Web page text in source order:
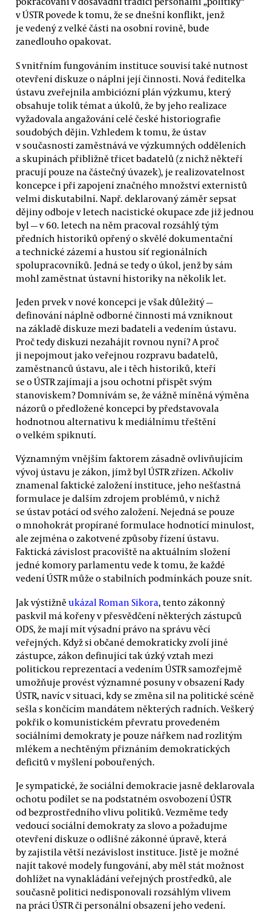
v ÚSTR povede k tomu, že se dnešní konflikt, jenž
je vedený z velké části na osobní rovině, bude
zanedlouho opakovat.
S vnitřním fungováním instituce souvisí také nutnost
otevření diskuze o náplni její činnosti. Nová ředitelka
ústavu zveřejnila ambiciózní plán výzkumu, který
obsahuje tolik témat a úkolů, že by jeho realizace
vyžadovala angažování celé české historiografie
soudobých dějin. Vzhledem k tomu, že ústav
v současnosti zaměstnává ve výzkumných odděleních
a skupinách přibližně třicet badatelů (z nichž někteří
pracují pouze na částečný úvazek), je realizovatelnost
koncepce i při zapojení značného množství externistů
velmi diskutabilní. Např. deklarovaný záměr sepsat
dějiny odboje v letech nacistické okupace zde již jednou
byl — v 60. letech na něm pracoval rozsáhlý tým
předních historiků opřený o skvělé dokumentační
a technické zázemí a hustou síť regionálních
spolupracovníků. Jedná se tedy o úkol, jenž by sám
mohl zaměstnat ústavní historiky na několik let.
Jeden prvek v nové koncepci je však důležitý —
definování náplně odborné činnosti má vzniknout
na základě diskuze mezi badateli a vedením ústavu.
Proč tedy diskuzi nezahájit rovnou nyní? A proč
ji nepojmout jako veřejnou rozpravu badatelů,
zaměstnanců ústavu, ale i těch historiků, kteří
se o ÚSTR zajímají a jsou ochotni přispět svým
stanoviskem? Domnívám se, že vážně míněná výměna
názorů o předložené koncepci by představovala
hodnotnou alternativu k mediálnímu třeštění
o velkém spiknutí.
Významným vnějším faktorem zásadně ovlivňujícím
vývoj ústavu je zákon, jímž byl ÚSTR zřízen. Ačkoliv
znamenal faktické založení instituce, jeho nešťastná
formulace je dalším zdrojem problémů, v nichž
se ústav potácí od svého založení. Nejedná se pouze
o mnohokrát propírané formulace hodnotící minulost,
ale zejména o zakotvené způsoby řízení ústavu.
Faktická závislost pracoviště na aktuálním složení
jedné komory parlamentu vede k tomu, že každé
vedení ÚSTR může o stabilních podmínkách pouze snít.
Jak výstižně ukázal Roman Sikora, tento zákonný
paskvil má kořeny v přesvědčení některých zástupců
ODS, že mají mít výsadní právo na správu věcí
veřejných. Když si občané demokraticky zvolí jiné
zástupce, zákon definující tak úzký vztah mezi
politickou reprezentací a vedením ÚSTR samozřejmě
umožňuje provést významné posuny v obsazení Rady
ÚSTR, navíc v situaci, kdy se změna sil na politické scéně
sešla s končícím mandátem některých radních. Veškerý
pokřik o komunistickém převratu provedeném
sociálními demokraty je pouze nářkem nad rozlitým
mlékem a nechtěným přiznáním demokratických
deficitů v myšlení pobouřených.
Je sympatické, že sociální demokracie jasně deklarovala
ochotu podílet se na podstatném osvobození ÚSTR
od bezprostředního vlivu politiků. Vezměme tedy
vedoucí sociální demokraty za slovo a požadujme
otevření diskuze o odlišné zákonné úpravě, která
by zajistila větší nezávislost instituce. Jistě je možné
najít takové modely fungování, aby měl stát možnost
dohlížet na vynakládání veřejných prostředků, ale
současně politici nedisponovali rozsáhlým vlivem
na práci ÚSTR či personální obsazení jeho vedení.